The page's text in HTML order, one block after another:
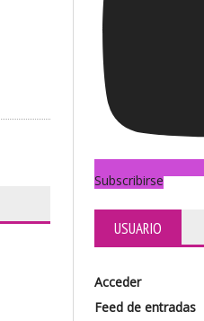
Improvisa2
Subscribirse
USUARIO
Acceder
Feed de entradas